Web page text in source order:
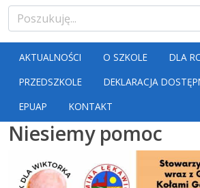
AKTUALNOŚCI O SZKOLE
DLA
PRZEDSZKOLE
DEKLARACJA
EPUAP
KONTAKT
Niesiemy pomoc